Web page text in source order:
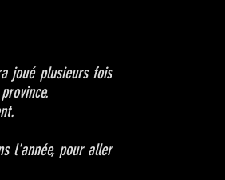
joué plusieurs fois
l'année, pour aller